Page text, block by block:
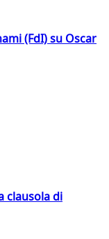
(FdI) su Oscar
clausola di